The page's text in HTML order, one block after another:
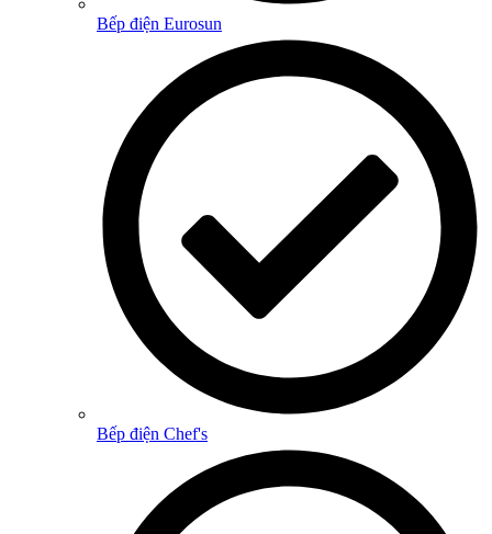
Bếp điện Eurosun
Bếp điện Chef's